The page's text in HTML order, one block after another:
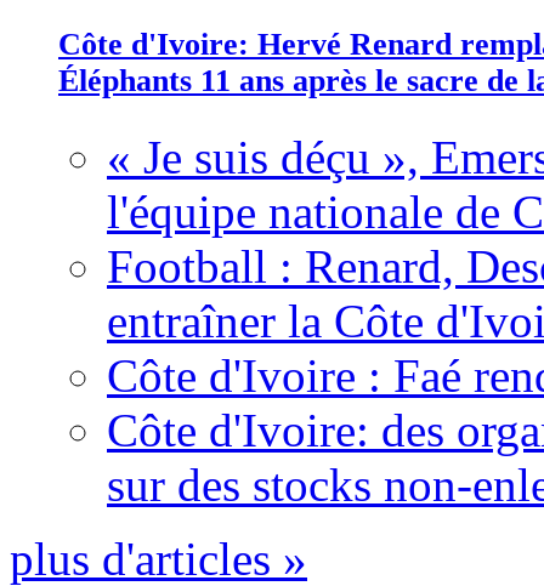
Côte d'Ivoire: Hervé Renard
Éléphants 11 ans après le sacre de
« Je suis déçu »,
l'équipe nationale de
Football : Renard,
entraîner la Côte
Côte d'Ivoire : Faé
Côte d'Ivoire: des
sur des stocks non-
plus d'articles »